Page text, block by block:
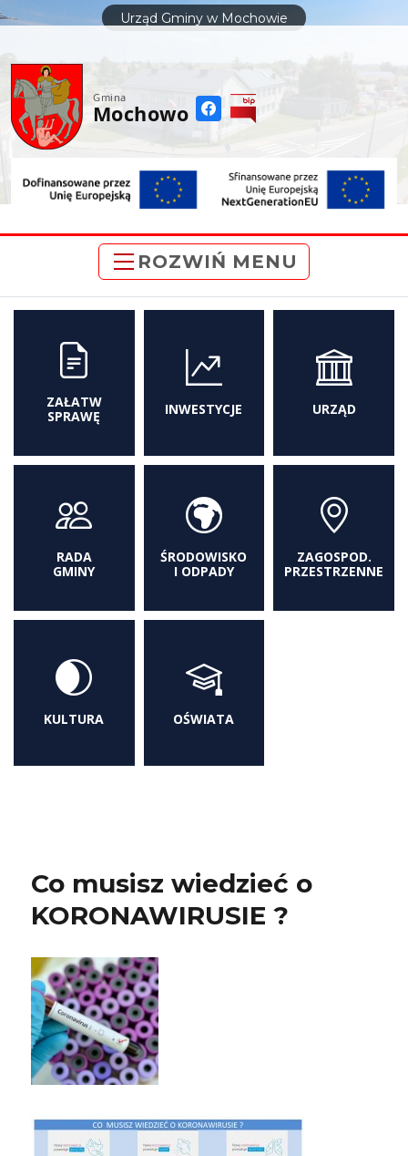
treści
Urząd Gminy w Mochowie
Gmina
Mochowo
ROZWIŃ MENU
ZAŁATW
SPRAWĘ
INWESTYCJE URZĄD
RADA
GMINY
ŚRODOWISKO
I ODPADY
ZAGOSPOD.
PRZESTRZENNE
KULTURA OŚWIATA
Co musisz wiedzieć o
KORONAWIRUSIE ?